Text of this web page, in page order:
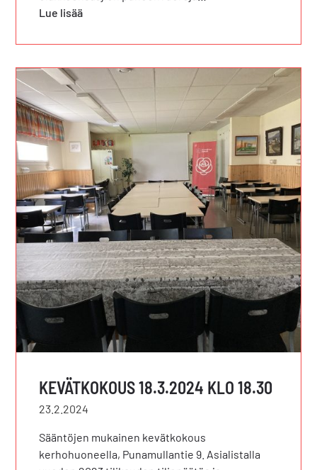
Lue lisää
KEVÄTKOKOUS 18.3.2024 KLO 18.30
23.2.2024
Sääntöjen mukainen kevätkokous
kerhohuoneella, Punamullantie 9. Asialistalla